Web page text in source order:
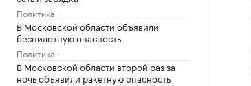
Политика
В Московской области объявили
беспилотную опасность
Политика
В Московской области второй раз за
ночь объявили ракетную опасность